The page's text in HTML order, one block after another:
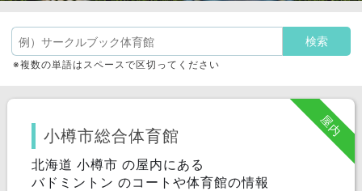
※複数の単語はスペースで区切ってください
屋内
小樽市総合体育館
北海道 小樽市 の屋内にある
バドミントン のコートや体育館の情報